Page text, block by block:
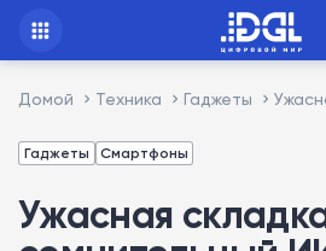
Домой Техника Гаджеты
Гаджеты Смартфоны
Ужасная